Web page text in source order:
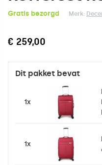
Gratis bezorgd Merk:
€ 259,00
Dit pakket bevat
1x
1x